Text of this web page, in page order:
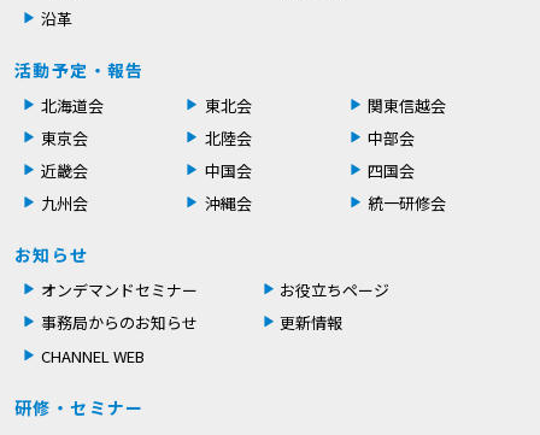
沿革
活動予定・報告
北海道会 東北会
関東信越会
東京会
北陸会
中部会
近畿会
中国会
四国会
九州会
沖縄会 統一研修会
お知らせ
オンデマンドセミナー
お役立ちページ
事務局からのお知らせ
更新情報
CHANNEL WEB
研修・セミナー